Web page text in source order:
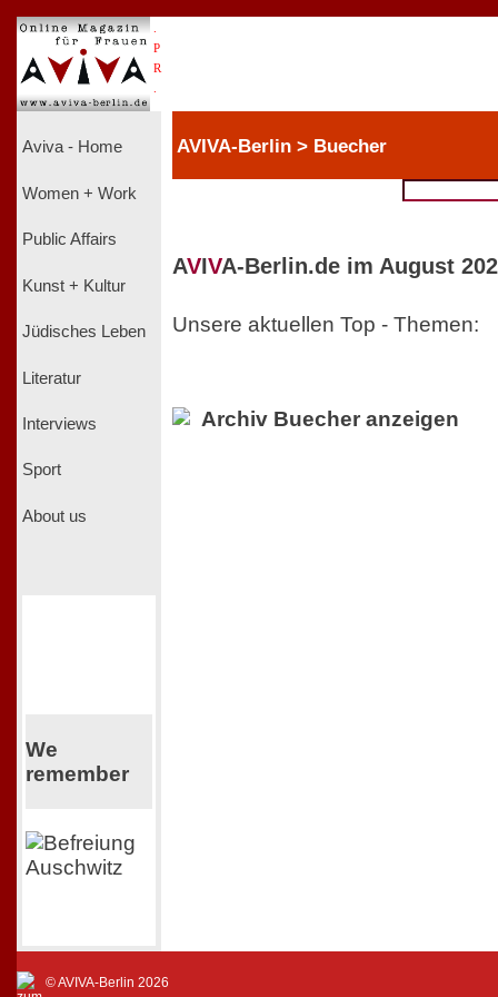
P
R
Aviva - Home
Women + Work
Public Affairs
Kunst + Kultur
Jüdisches Leben
Literatur
Interviews
Sport
About us
We
remember
AVIVA-Berlin > Buecher
AVIVA-Berlin.de im August
Unsere aktuellen Top - Themen:
Archiv Buecher anzeigen
© AVIVA-Berlin 2026